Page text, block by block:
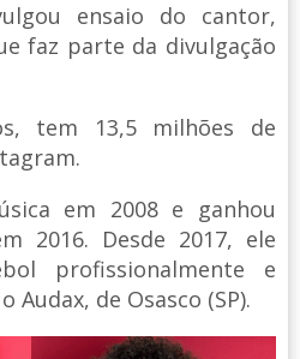
ensaio do cantor,
faz parte da divulgação
tem 13,5 milhões de
em 2008 e ganhou
2016. Desde 2017, ele
profissionalmente e
de Osasco (SP).